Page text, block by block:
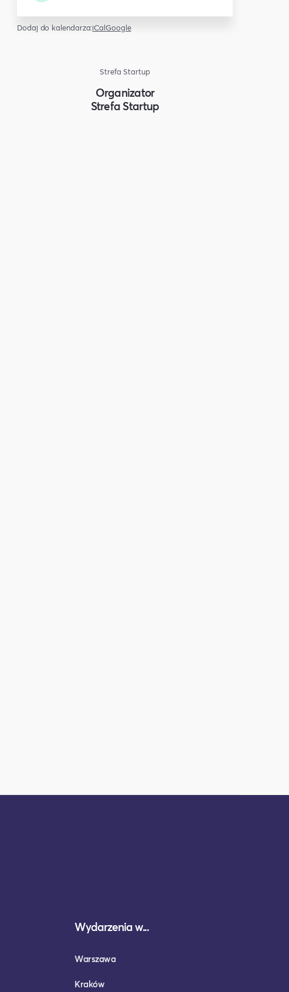
Dodaj do kalendarza:iCalGoogle
Strefa Startup
Organizator
Strefa Startup
Wydarzenia w...
Warszawa
Kraków